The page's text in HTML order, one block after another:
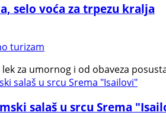
selo voća za trpezu kralja
turizam
za umornog i od obaveza
salaš u srcu Srema